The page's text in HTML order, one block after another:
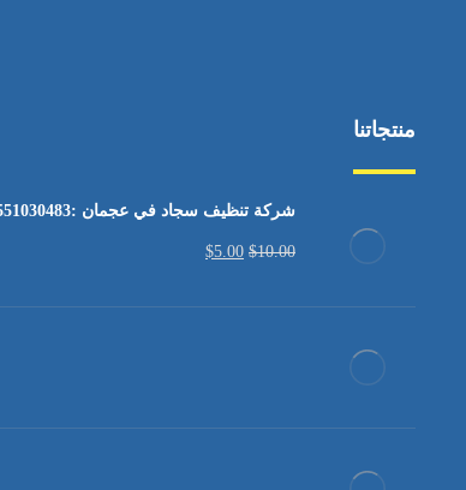
منتجاتنا
شركة تنظيف سجاد في عجمان :0551030483
$10.00
$5.00